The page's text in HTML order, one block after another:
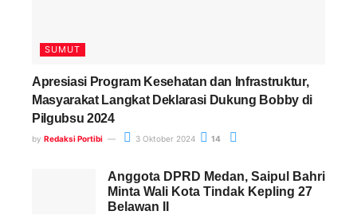
SUMUT
Apresiasi Program Kesehatan dan Infrastruktur,
Masyarakat Langkat Deklarasi Dukung Bobby di
Pilgubsu 2024
by Redaksi Portibi 3 Oktober 2024 14
Anggota DPRD Medan, Saipul Bahri
Minta Wali Kota Tindak Kepling 27
Belawan II